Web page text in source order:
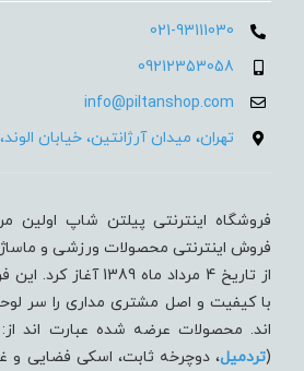
021-93111030
09212353058
info@piltanshop.com
تهران، میدان آرژانتین، خیابان الوند، خیابان
فروشگاه اینترنتی پیلتن شاپ
فروش اینترنتی محصولات ورزشی و
از تاریخ 4 مرداد ماه
با کیفیت و اصل مشتری مداری را سر
اند. محصولات عرضه شده عبارت اند
(تردميل، دوچرخه ثابت، اسکی فضایی و